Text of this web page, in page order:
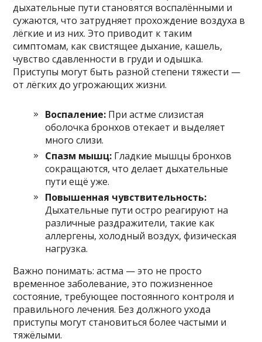
дыхательные пути становятся воспалёнными и
сужаются, что затрудняет прохождение воздуха в
лёгкие и из них. Это приводит к таким
симптомам, как свистящее дыхание, кашель,
чувство сдавленности в груди и одышка.
Приступы могут быть разной степени тяжести —
от лёгких до угрожающих жизни.
Воспаление: При астме слизистая
оболочка бронхов отекает и выделяет
много слизи.
Спазм мышц: Гладкие мышцы бронхов
сокращаются, что делает дыхательные
пути ещё уже.
Повышенная чувствительность:
Дыхательные пути остро реагируют на
различные раздражители, такие как
аллергены, холодный воздух, физическая
нагрузка.
Важно понимать: астма — это не просто
временное заболевание, это пожизненное
состояние, требующее постоянного контроля и
правильного лечения. Без должного ухода
приступы могут становиться более частыми и
тяжёлыми.